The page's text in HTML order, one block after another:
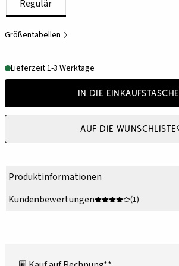
Regulär
Größentabellen
Lieferzeit 1-3 Werktage
In die Einkaufstasche
Auf die Wunschliste
Produktinformationen
Kundenbewertungen
(1)